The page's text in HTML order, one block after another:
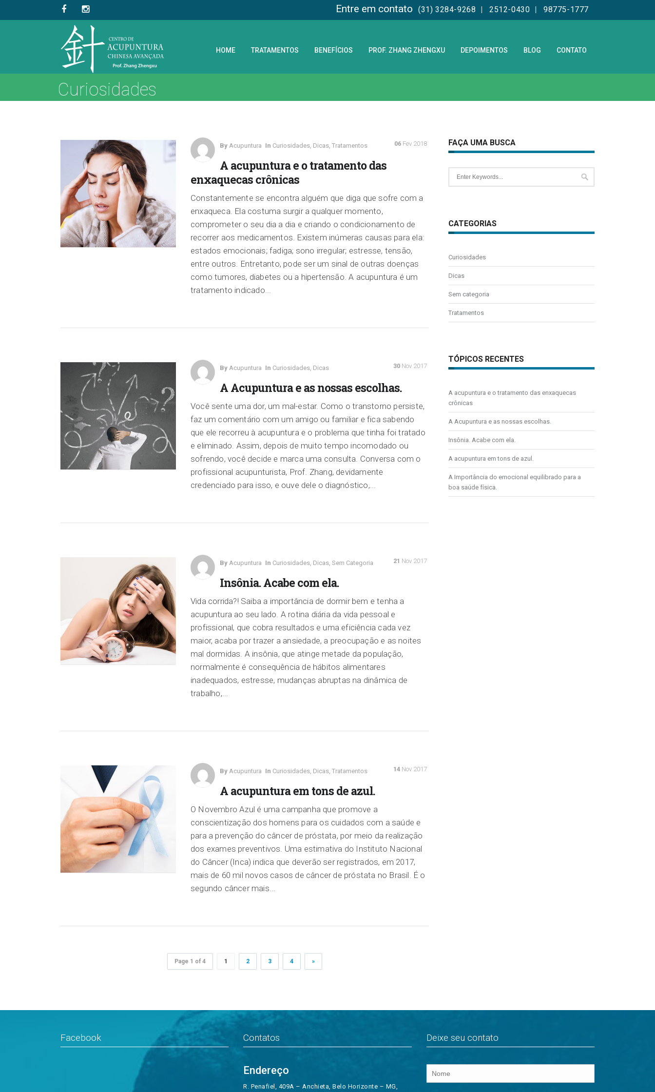
Entre em contato (31) 3284-9268 2512-0430 98775-1777
HOME TRATAMENTOS BENEFÍCIOS PROF. ZHANG ZHENGXU DEPOIMENTOS BLOG CONTATO
Curiosidades
By Acupuntura 06 Fev 2018
In Curiosidades, Dicas, Tratamentos
A acupuntura e o tratamento das
enxaquecas crônicas
Constantemente se encontra alguém que diga que sofre com a
enxaqueca. Ela costuma surgir a qualquer momento,
comprometer o seu dia a dia e criando o condicionamento de
recorrer aos medicamentos. Existem inúmeras causas para ela:
estados emocionais; fadiga; sono irregular; estresse, tensão,
entre outros. Entretanto, pode ser um sinal de outras doenças
como tumores, diabetes ou a hipertensão. A acupuntura é um
tratamento indicado...
By Acupuntura 30 Nov 2017
In Curiosidades, Dicas
A Acupuntura e as nossas escolhas.
Você sente uma dor, um mal-estar. Como o transtorno persiste,
faz um comentário com um amigo ou familiar e fica sabendo
que ele recorreu à acupuntura e o problema que tinha foi tratado
e eliminado. Assim, depois de muito tempo incomodado ou
sofrendo, você decide e marca uma consulta. Conversa com o
profissional acupunturista, Prof. Zhang, devidamente
credenciado para isso, e ouve dele o diagnóstico,...
By Acupuntura 21 Nov 2017
In Curiosidades, Dicas, Sem Categoria
Insônia. Acabe com ela.
Vida corrida?! Saiba a importância de dormir bem e tenha a
acupuntura ao seu lado. A rotina diária da vida pessoal e
profissional, que cobra resultados e uma eficiência cada vez
maior, acaba por trazer a ansiedade, a preocupação e as noites
mal dormidas. A insônia, que atinge metade da população,
normalmente é consequência de hábitos alimentares
inadequados, estresse, mudanças abruptas na dinâmica de
trabalho,...
By Acupuntura 14 Nov 2017
In Curiosidades, Dicas, Tratamentos
A acupuntura em tons de azul.
O Novembro Azul é uma campanha que promove a
conscientização dos homens para os cuidados com a saúde e
para a prevenção do câncer de próstata, por meio da realização
dos exames preventivos. Uma estimativa do Instituto Nacional
do Câncer (Inca) indica que deverão ser registrados, em 2017,
mais de 60 mil novos casos de câncer de próstata no Brasil. É o
segundo câncer mais...
Page 1 of 4 1 2 3 4 »
FAÇA UMA BUSCA
CATEGORIAS
Curiosidades
Dicas
Sem categoria
Tratamentos
TÓPICOS RECENTES
A acupuntura e o tratamento das enxaquecas
crônicas
A Acupuntura e as nossas escolhas.
Insônia. Acabe com ela.
A acupuntura em tons de azul.
A Importância do emocional equilibrado para a
boa saúde física.
Facebook Contatos
Endereço
R. Penafiel, 409A – Anchieta, Belo Horizonte – MG,
Deixe seu contato